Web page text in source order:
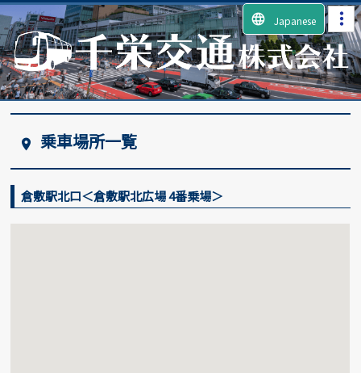
place 乗車場所一覧
倉敷駅北口＜倉敷駅北広場 4番乗場＞
language Japanese